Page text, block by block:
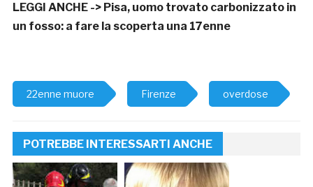
LEGGI ANCHE -> Pisa, uomo trovato carbonizzato in
un fosso: a fare la scoperta una 17enne
22enne muore Firenze overdose
POTREBBE INTERESSARTI ANCHE